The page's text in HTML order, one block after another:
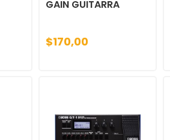
GAIN GUITARRA
$170,00